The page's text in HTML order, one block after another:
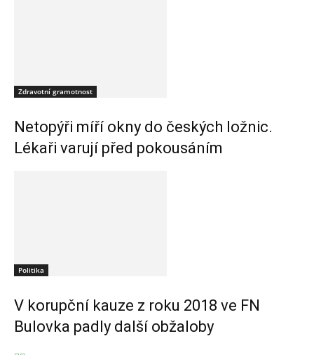
Zdravotní gramotnost
Netopýři míří okny do českých ložnic.
Lékaři varují před pokousáním
Politika
V korupční kauze z roku 2018 ve FN
Bulovka padly další obžaloby